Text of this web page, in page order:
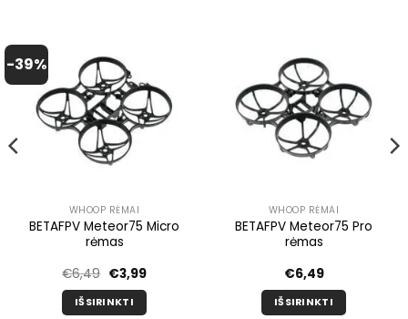
-39%
WHOOP RĖMAI
BETAFPV Meteor75 Micro
rėmas
€6,49 Pradinė
kaina
buvo:
€6,49.
€3,99Dabartinė
yra:
€3,99.
IŠSIRINKTI
WHOOP RĖMAI
BETAFPV Meteor75 Pro
rėmas
€6,49
IŠSIRINKTI